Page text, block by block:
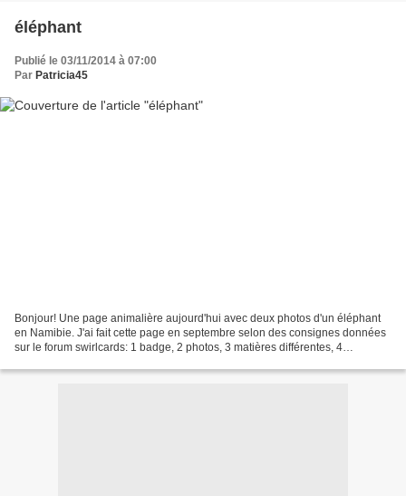
éléphant
Publié le 03/11/2014 à 07:00
Par Patricia45
Bonjour! Une page animalière aujourd'hui avec deux photos d'un éléphant
en Namibie. J'ai fait cette page en septembre selon des consignes données
sur le forum swirlcards: 1 badge, 2 photos, 3 matières différentes, 4